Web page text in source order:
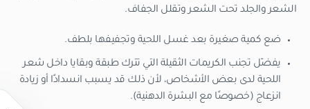
الشعر والجلد تحت الشعر وتقلل الجفاف.
ضع كمية صغيرة بعد غسل اللحية وتجفيفها بلطف.
يفضّل تجنب الكريمات الثقيلة التي تترك طبقة وبقايا داخل شعر
اللحية لدى بعض الأشخاص، لأن ذلك قد يسبب انسدادًا أو زيادة
انزعاج (خصوصًا مع البشرة الدهنية).